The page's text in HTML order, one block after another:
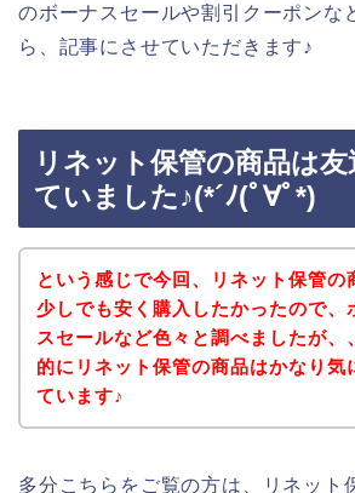
のボーナスセールや割引クーポンな
ら、記事にさせていただきます♪
リネット保管の商品は
ていました♪(*´ﾉ(ﾟ∀ﾟ*)
という感じで今回、リネット保管の
少しでも安く購入したかったので、
スセールなど色々と調べましたが、
的にリネット保管の商品はかなり気
ています♪
多分こちらをご覧の方は、リネット